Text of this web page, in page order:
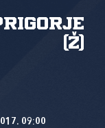
(Ž)
09:00